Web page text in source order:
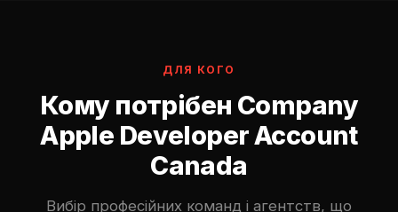
ДЛЯ КОГО
Кому потрібен Company
Apple Developer Account
Canada
Вибір професійних команд і агентств, що